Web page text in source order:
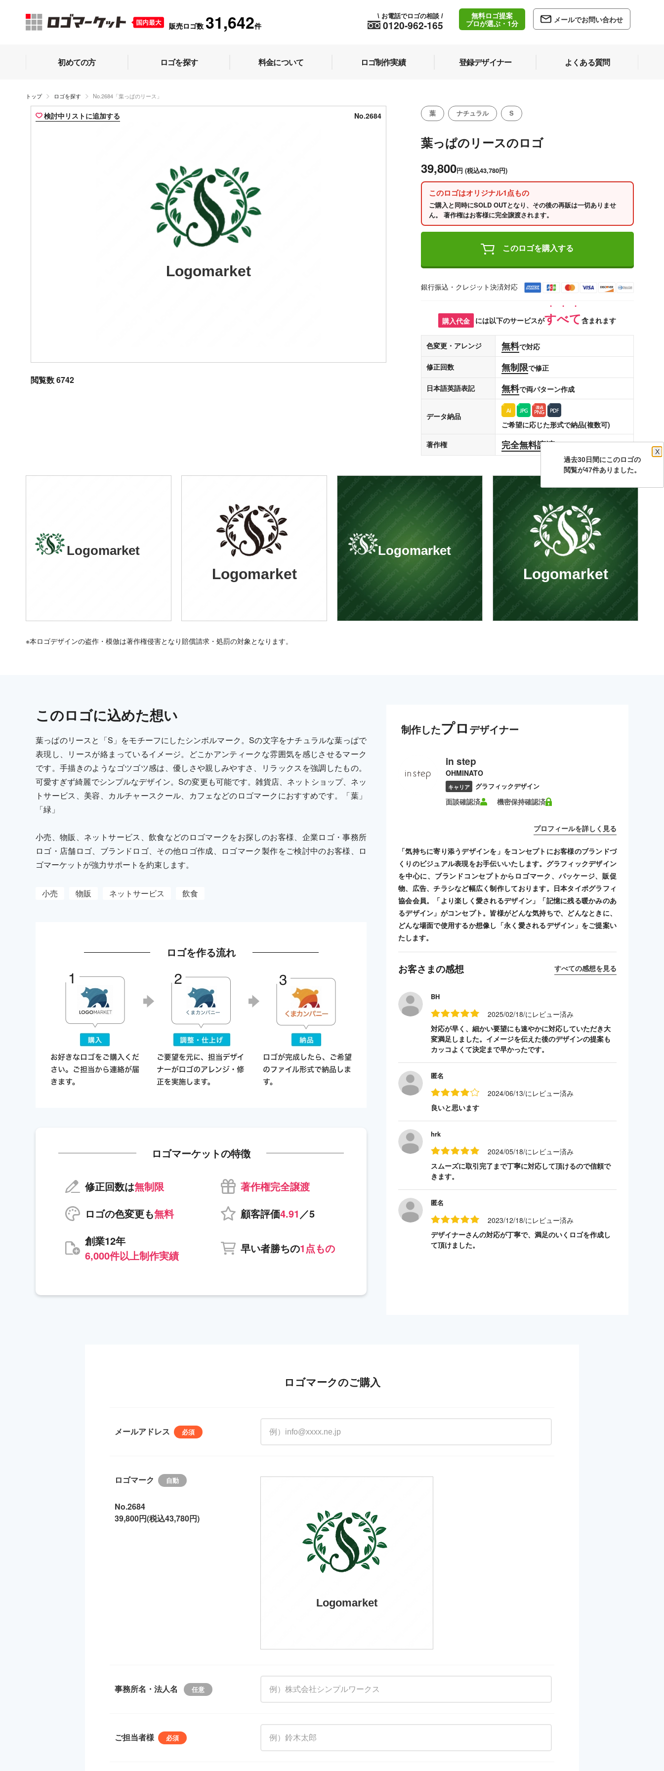
販売ロゴ数 31,642件 0120-962-165
\ お電話でロゴの相談 /
無料ロゴ提案
プロが選ぶ・1分
メールでお問い合わせ
初めての方 ロゴを探す 料金について ロゴ制作実績 登録デザイナー よくある質問
トップ ロゴを探す No.2684「葉っぱのリース」
検討中リストに追加する No.2684
Logomarket
閲覧数 6742
葉 ナチュラル S
葉っぱのリースのロゴ
39,800円 (税込43,780円)
このロゴはオリジナル1点もの
ご購入と同時にSOLD OUTとなり、その後の再販は一切ありませ
ん。 著作権はお客様に完全譲渡されます。
このロゴを購入する
銀行振込・クレジット決済対応
購入代金 には以下のサービスがすべて含まれます
色変更・アレンジ 無料で対応
修正回数 無制限で修正
日本語英語表記 無料で両パターン作成
データ納品
ご希望に応じた形式で納品(複数可)
著作権
完全無料譲渡します
Logomarket
Logomarket
Logomarket
Logomarket
※本ロゴデザインの盗作・模倣は著作権侵害となり賠償請求・処罰の対象となります。
このロゴに込めた想い
葉っぱのリースと「S」をモチーフにしたシンボルマーク。Sの文字をナチュラルな葉っぱで
表現し、リースが絡まっているイメージ。どこかアンティークな雰囲気を感じさせるマーク
です。手描きのようなゴツゴツ感は、優しさや親しみやすさ、リラックスを強調したもの。
可愛すぎず綺麗でシンプルなデザイン。Sの変更も可能です。雑貨店、ネットショップ、ネッ
トサービス、美容、カルチャースクール、カフェなどのロゴマークにおすすめです。「葉」
「緑」
小売、物販、ネットサービス、飲食などのロゴマークをお探しのお客様、企業ロゴ・事務所
ロゴ・店舗ロゴ、ブランドロゴ、その他ロゴ作成、ロゴマーク製作をご検討中のお客様、ロ
ゴマーケットが強力サポートを約束します。
小売 物販 ネットサービス 飲食
ロゴを作る流れ
ロゴマーケットの特徴
修正回数は無制限
著作権完全譲渡
ロゴの色変更も無料 顧客評価4.91 ／5
創業12年
6,000件以上制作実績
早い者勝ちの1点もの
制作したプロ デザイナー
in step
OHMINATO
キャリア グラフィックデザイン
面談確認済 機密保持確認済
プロフィールを詳しく見る
「気持ちに寄り添うデザインを」をコンセプトにお客様のブランドづ
くりのビジュアル表現をお手伝いいたします。グラフィックデザイン
を中心に、ブランドコンセプトからロゴマーク、パッケージ、販促
物、広告、チラシなど幅広く制作しております。日本タイポグラフィ
協会会員。「より楽しく愛されるデザイン」「記憶に残る暖かみのあ
るデザイン」がコンセプト。皆様がどんな気持ちで、どんなときに、
どんな場面で使用するか想像し「永く愛されるデザイン」をご提案い
たします。
お客さまの感想 すべての感想を見る
BH
2025/02/18/にレビュー済み
対応が早く、細かい要望にも速やかに対応していただき大
変満足しました。イメージを伝えた後のデザインの提案も
カッコよくて決定まで早かったです。
匿名
2024/06/13/にレビュー済み
良いと思います
hrk
2024/05/18/にレビュー済み
スムーズに取引完了まで丁寧に対応して頂けるので信頼で
きます。
匿名
2023/12/18/にレビュー済み
デザイナーさんの対応が丁寧で、満足のいくロゴを作成し
て頂けました。
ロゴマークのご購入
メールアドレス
ロゴマーク
No.2684
39,800円(税込43,780円)
Logomarket
事務所名・法人名
ご担当者様
過去30日間にこのロゴの
X
閲覧が47件ありました。